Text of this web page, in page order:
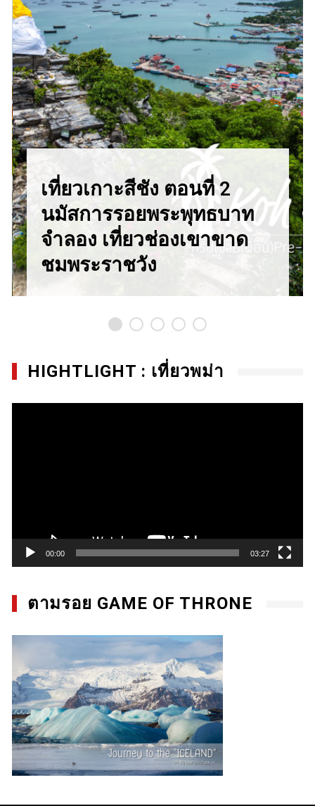
เที่ยวเกาะสีชัง ตอนที่ 2
นมัสการรอยพระพุทธบาท
จำลอง เที่ยวช่องเขาขาด
ชมพระราชวัง
HIGHTLIGHT : เที่ยวพม่า
00:00 03:27
ตามรอย GAME OF THRONE